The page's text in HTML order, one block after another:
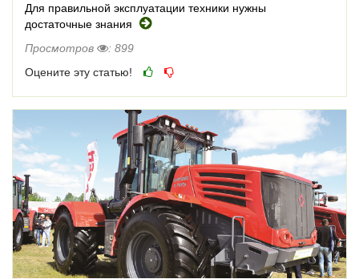
Для правильной эксплуатации техники нужны
достаточные знания
Просмотров
: 899
Оцените эту статью!